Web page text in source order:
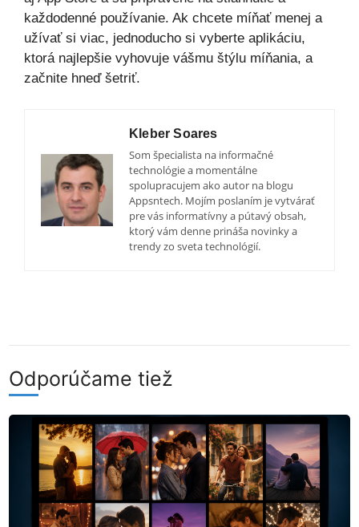
každodenné používanie. Ak chcete míňať menej a
užívať si viac, jednoducho si vyberte aplikáciu,
ktorá najlepšie vyhovuje vášmu štýlu míňania, a
začnite hneď šetriť.
Kleber Soares
Som špecialista na informačné
technológie a momentálne
spolupracujem ako autor na blogu
Appsntech. Mojím poslaním je vytvárať
pre vás informatívny a pútavý obsah,
ktorý vám denne prináša novinky a
trendy zo sveta technológií.
Odporúčame tiež